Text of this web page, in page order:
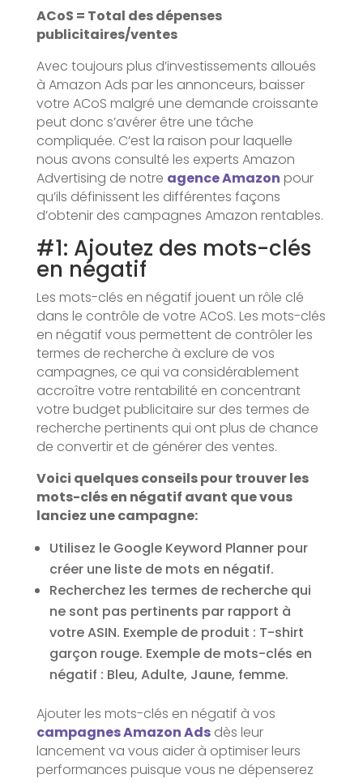
ACoS = Total des dépenses
publicitaires/ventes
Avec toujours plus d’investissements alloués
à Amazon Ads par les annonceurs, baisser
votre ACoS malgré une demande croissante
peut donc s’avérer être une tâche
compliquée. C’est la raison pour laquelle
nous avons consulté les experts Amazon
Advertising de notre agence Amazon pour
qu’ils définissent les différentes façons
d’obtenir des campagnes Amazon rentables.
#1: Ajoutez des mots-clés
en négatif
Les mots-clés en négatif jouent un rôle clé
dans le contrôle de votre ACoS. Les mots-clés
en négatif vous permettent de contrôler les
termes de recherche à exclure de vos
campagnes, ce qui va considérablement
accroître votre rentabilité en concentrant
votre budget publicitaire sur des termes de
recherche pertinents qui ont plus de chance
de convertir et de générer des ventes.
Voici quelques conseils pour trouver les
mots-clés en négatif avant que vous
lanciez une campagne:
Utilisez le Google Keyword Planner pour
créer une liste de mots en négatif.
Recherchez les termes de recherche qui
ne sont pas pertinents par rapport à
votre ASIN. Exemple de produit : T-shirt
garçon rouge. Exemple de mots-clés en
négatif : Bleu, Adulte, Jaune, femme.
Ajouter les mots-clés en négatif à vos
campagnes Amazon Adsdès leur
lancement va vous aider à optimiser leurs
performances puisque vous ne dépenserez